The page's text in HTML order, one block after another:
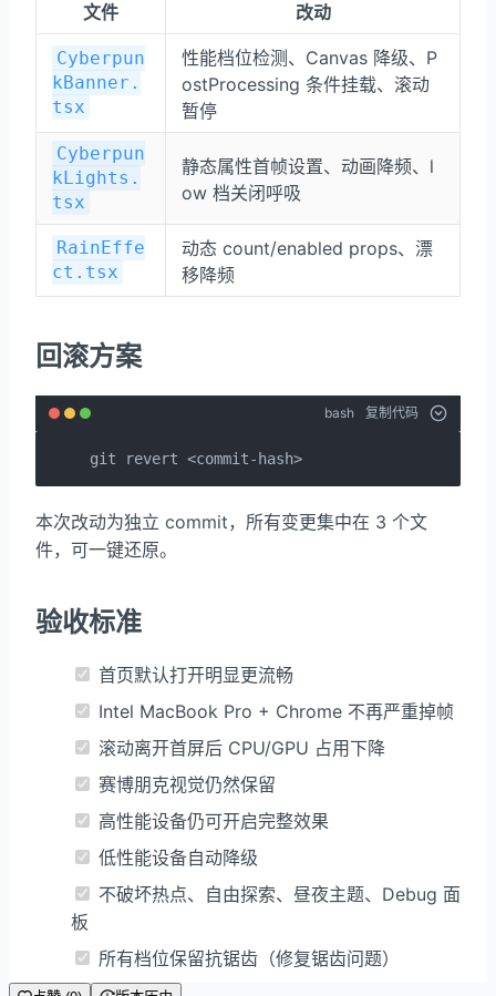
文件 改动
Cyberpun
kBanner.
tsx
性能档位检测、Canvas 降级、P
ostProcessing 条件挂载、滚动
暂停
Cyberpun
kLights.
tsx
静态属性首帧设置、动画降频、l
ow 档关闭呼吸
RainEffe
ct.tsx
动态 count/enabled props、漂
移降频
回滚方案
bash 复制代码
git revert <commit-hash>
本次改动为独立 commit，所有变更集中在 3 个文
件，可一键还原。
验收标准
首页默认打开明显更流畅
Intel MacBook Pro + Chrome 不再严重掉帧
滚动离开首屏后 CPU/GPU 占用下降
赛博朋克视觉仍然保留
高性能设备仍可开启完整效果
低性能设备自动降级
不破坏热点、自由探索、昼夜主题、Debug 面
板
所有档位保留抗锯齿（修复锯齿问题）